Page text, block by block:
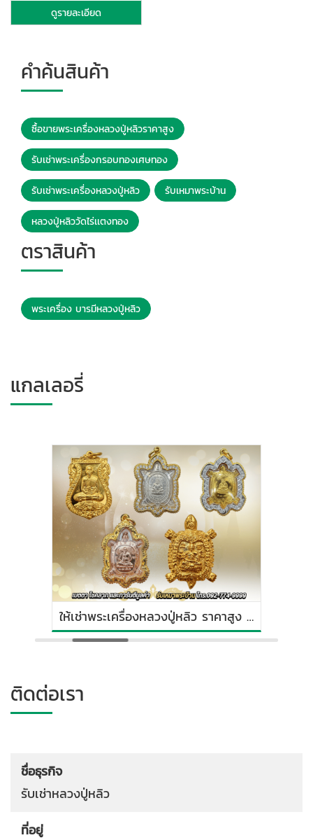
ดูรายละเอียด
คำค้นสินค้า
ซื้อขายพระเครื่องหลวงปู่หลิวราคาสูง
รับเช่าพระเครื่องกรอบทองเศษทอง
รับเช่าพระเครื่องหลวงปู่หลิว รับเหมาพระบ้าน
หลวงปู่หลิววัดไร่เเตงทอง
ตราสินค้า
พระเครื่อง บารมีหลวงปู่หลิว
แกลเลอรี่
ให้เช่าพระเครื่องหลวงปู่หลิว ราคาสูง พร้อมการันตีความแท้
ติดต่อเรา
ชื่อธุรกิจ
รับเช่าหลวงปู่หลิว
ที่อยู่